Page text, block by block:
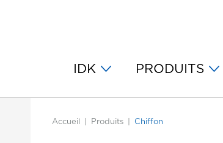
IDK PRODUITS
Accueil Produits Chiffon